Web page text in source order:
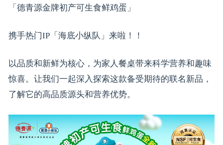
「德青源金牌初产可生食鲜鸡蛋」
携手热门IP「海底小纵队」来啦！！
以品质和新鲜为核心，为家人餐桌带来科学营养和趣味
惊喜。让我们一起深入探索这款备受期待的联名新品，
了解它的高品质源头和营养优势。